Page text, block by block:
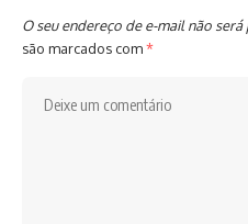
O seu endereço de e-mail não
são marcados com*